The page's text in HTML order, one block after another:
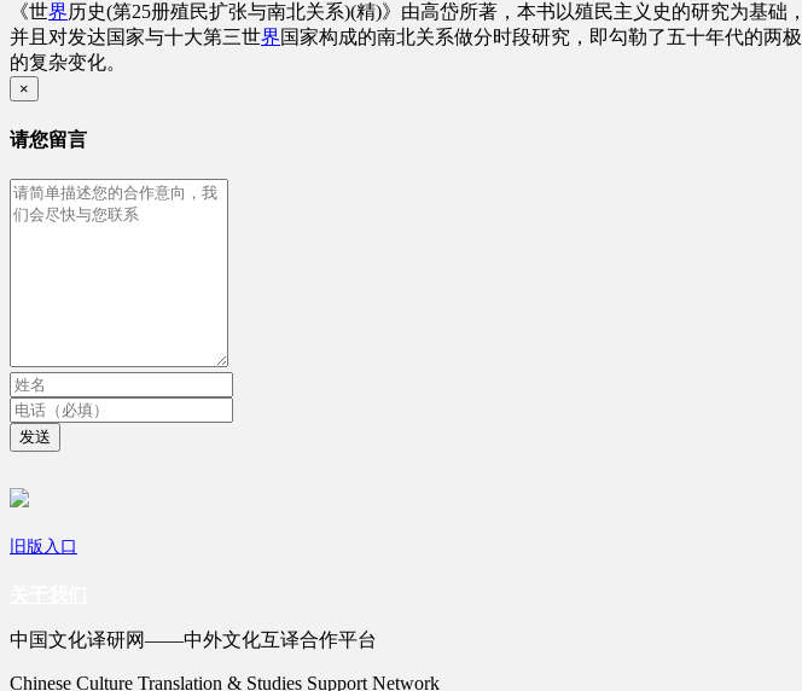
《世界历史(第25册殖民扩张与南北关系)(精)》由高岱所著，本书以殖民主义史的研究为基
并且对发达国家与十大第三世界国家构成的南北关系做分时段研究，即勾勒了五十年代的两
的复杂变化。
×
请您留言
发送
旧版入口
中国文化译研网——中外文化互译合作平台
Chinese Culture Translation & Studies Support Network